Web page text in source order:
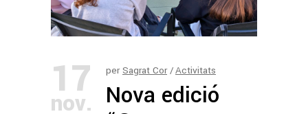
17
nov.
perSagrat Cor Activitats
Nova edició